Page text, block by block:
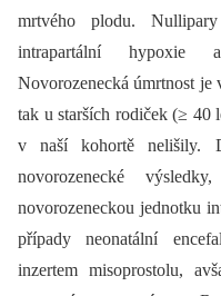
mrtvého plodu.
intrapartální
Novorozenecká úmrtnost je
tak u starších rodiček (≥ 40
v naší kohortě nelišily.
novorozenecké
novorozeneckou jednotku
případy neonatální
inzertem misoprostolu,